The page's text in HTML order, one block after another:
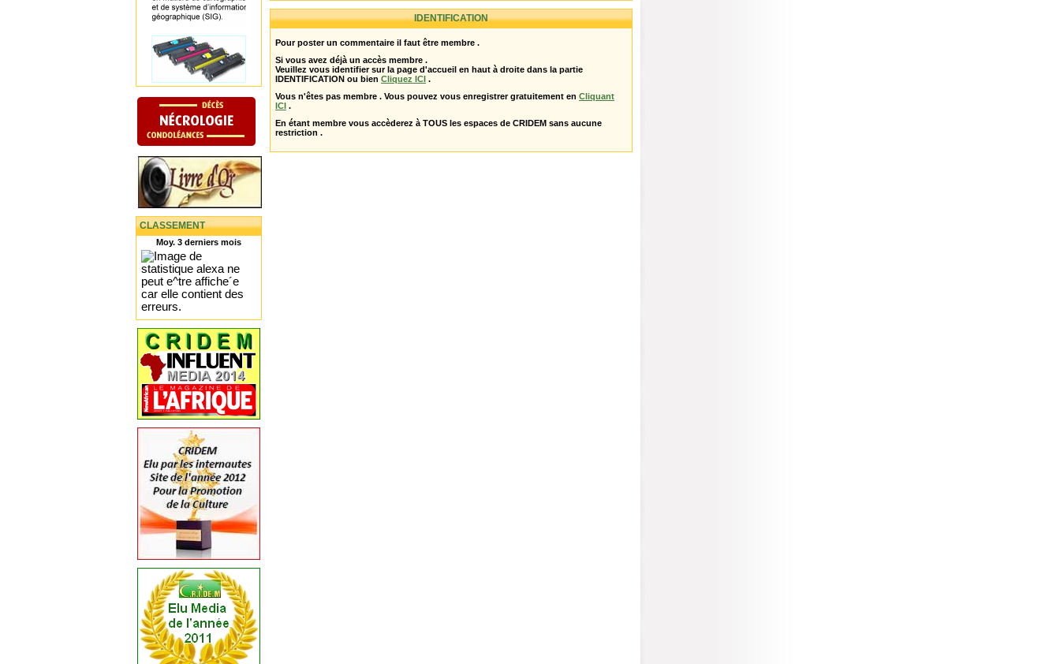
CLASSEMENT
Moy. 3 derniers mois
IDENTIFICATION
Pour poster un commentaire il faut être membre .
Si vous avez déjà un accès membre .
Veuillez vous identifier sur la page d'accueil en haut à droite dans la partie
IDENTIFICATION ou bien Cliquez ICI .
Vous n'êtes pas membre . Vous pouvez vous enregistrer gratuitement en Cliquant
ICI .
En étant membre vous accèderez à TOUS les espaces de CRIDEM sans aucune
restriction .